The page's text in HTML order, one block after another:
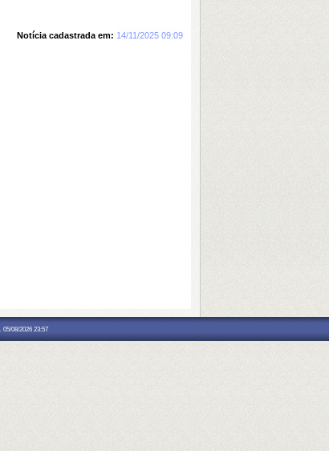
Notícia cadastrada em: 14/11/2025 09:09
05/08/2026 23:57